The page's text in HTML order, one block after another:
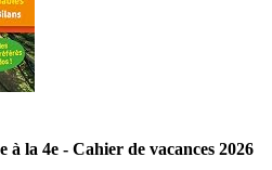
à la 4e - Cahier de vacances 2026